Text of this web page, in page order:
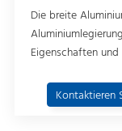
Die breite
Eigenschaften
Kontaktieren